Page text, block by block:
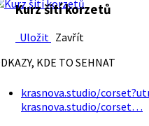
Kurz šití korzetů
Uložit Zavřít
KDE TO SEHNAT
krasnova.studio/
krasnova.studio/corset…